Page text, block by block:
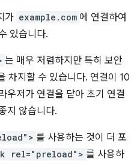
가 example.com 에 연결하여
있습니다.
는 매우 저렴하지만 특히 보안
차지할 수 있습니다. 연결이 10
우저가 연결을 닫아 초기 연결
지 않습니다.
를 사용하는 것이 더 포
rel="preload"> 를 사용하